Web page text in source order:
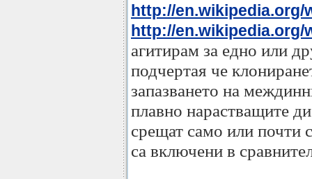
http://en.wikipedia.org/
http://en.wikipedia.org/
агитирам за едно или
подчертая че
запазването на
плавно нарастващите
срещат само или почти
са включени в